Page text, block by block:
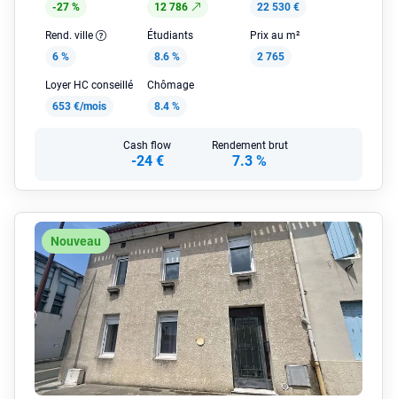
-27 %
12 786
22 530 €
Rend. ville
6 %
Étudiants
8.6 %
Prix au m²
2 765
Loyer HC conseillé
653 €/mois
Chômage
8.4 %
Cash flow
-24 €
Rendement brut
7.3 %
Nouveau